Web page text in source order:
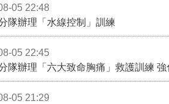
05 22:48
隊辦理「水線控制」訓練
05 22:45
隊辦理「六大致命胸痛」救護訓練
05 21:29